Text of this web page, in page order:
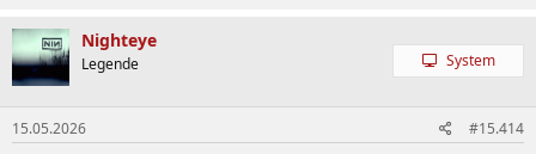
Nighteye
Legende System
15.05.2026 #15.414